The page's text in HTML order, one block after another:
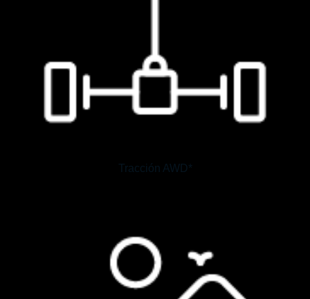
Tracción AWD*